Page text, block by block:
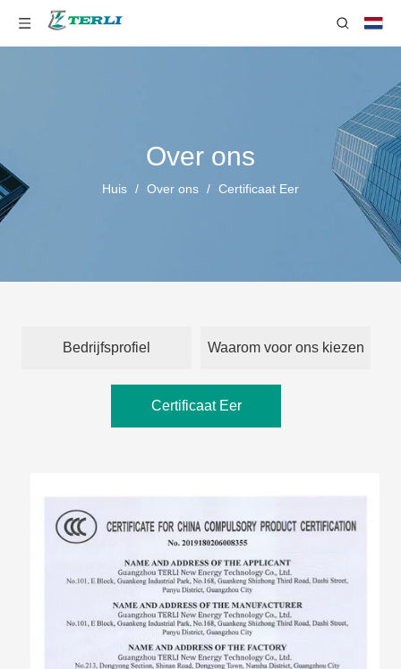
Over ons
Huis / Over ons / Certificaat Eer
Bedrijfsprofiel Waarom voor ons kiezen
Certificaat Eer